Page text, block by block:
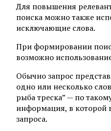
Для повышения
поиска можно также
исключающие слова.
При формировании
возможно
Обычно запрос
одно или несколько
рыба треска” — по
информация, в которой
запроса.